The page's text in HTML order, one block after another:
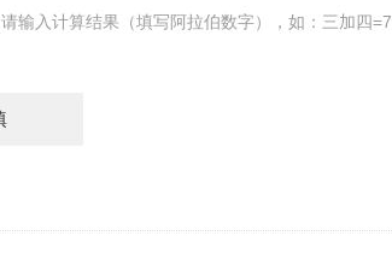
请输入计算结果（填写阿拉伯数字），如：三加四=7